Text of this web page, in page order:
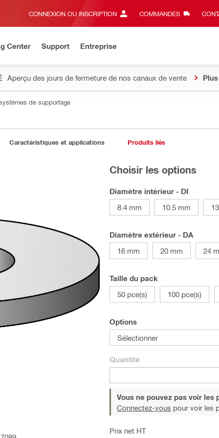
CONNEXION OU INSCRIPTION COMMANDES
Center Support Entreprise
Aperçu des jours de fermeture de nos canaux de vente
de supportage
Caractéristiques et applications Produits liés
Choisir les options
Diamètre intérieur - DI
8.4 mm
10.5 mm
Diamètre extérieur - DA
16 mm
20 mm 24
Taille du pack
50 pce(s)
100 pce(s)
Options
Sélectionner
Quantité
Vous ne pouvez pas voir les
Connectez-vous pour voir les
Prix net HT